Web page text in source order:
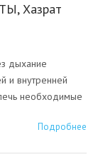
Хазрат
дыхание
и внутренней
необходимые
Подробнее